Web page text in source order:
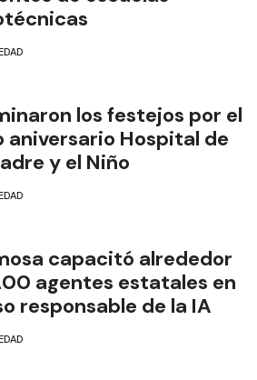
los festejos por el
aniversario Hospital de
y el Niño
capacitó alrededor
agentes estatales en
responsable de la IA